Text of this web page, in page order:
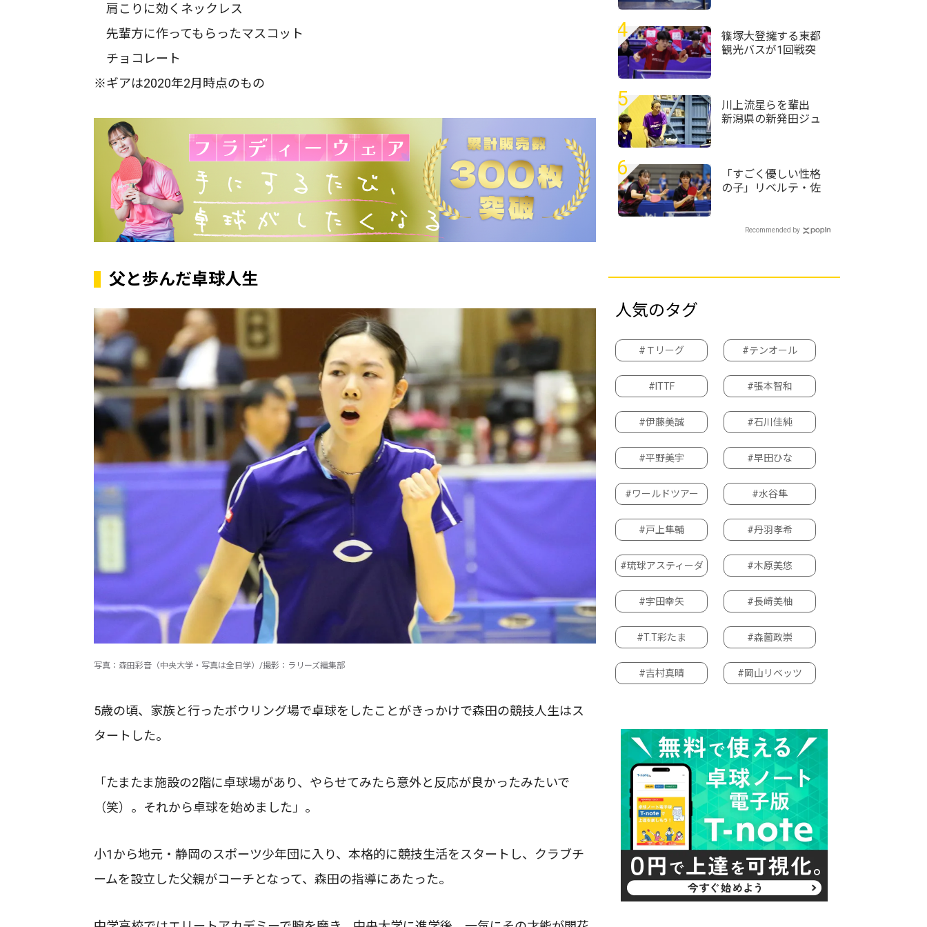
肩こりに効くネックレス
先輩方に作ってもらったマスコット
チョコレート
※ギアは2020年2月時点のもの
父と歩んだ卓球人生
写真：森田彩音（中央大学・写真は全日学）/撮影：ラリーズ編集部
5歳の頃、家族と行ったボウリング場で卓球をしたことがきっかけで森田の競技人生はス
タートした。
「たまたま施設の2階に卓球場があり、やらせてみたら意外と反応が良かったみたいで
（笑）。それから卓球を始めました」。
小1から地元・静岡のスポーツ少年団に入り、本格的に競技生活をスタートし、クラブチ
ームを設立した父親がコーチとなって、森田の指導にあたった。
予選リーグ＞
4
篠塚大登擁する東都
観光バスが1回戦突
団卓球選手権大会＞
5
川上流星らを輩出
新潟県の新発田ジュ
6
「すごく優しい性格
の子」リベルテ・佐
下して初V＜卓球・近
Recommended by
人気のタグ
#Ｔリーグ #テンオール
#ITTF #張本智和
#伊藤美誠 #石川佳純
#平野美宇 #早田ひな
#ワールドツアー #水谷隼
#戸上隼輔 #丹羽孝希
#琉球アスティーダ #木原美悠
#宇田幸矢 #長﨑美柚
#T.T彩たま #森薗政崇
#吉村真晴 #岡山リベッツ